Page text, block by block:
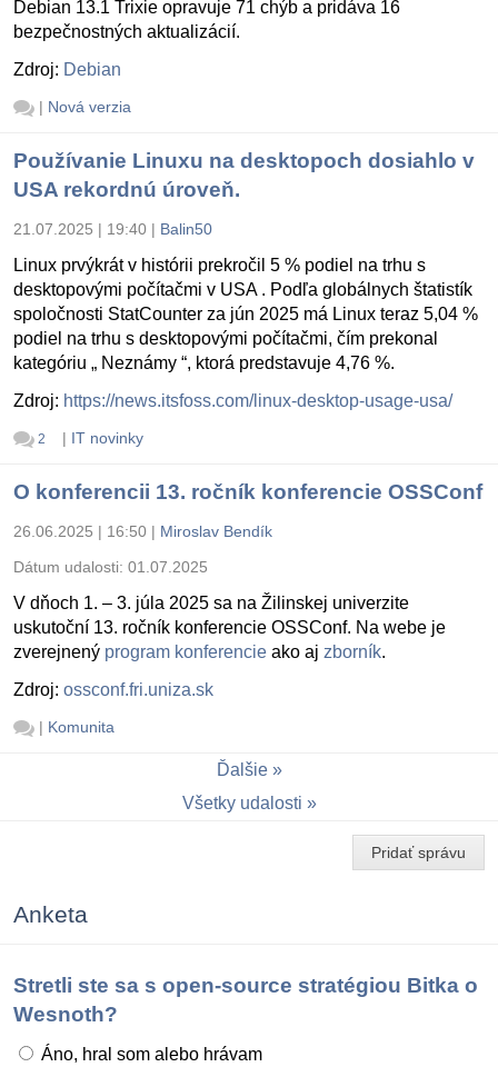
Debian 13.1 Trixie opravuje 71 chýb a pridáva 16
bezpečnostných aktualizácií.
Zdroj: Debian
| Nová verzia
Používanie Linuxu na desktopoch dosiahlo v
USA rekordnú úroveň.
21.07.2025 | 19:40 | Balin50
Linux prvýkrát v histórii prekročil 5 % podiel na trhu s
desktopovými počítačmi v USA . Podľa globálnych štatistík
spoločnosti StatCounter za jún 2025 má Linux teraz 5,04 %
podiel na trhu s desktopovými počítačmi, čím prekonal
kategóriu „ Neznámy “, ktorá predstavuje 4,76 %.
Zdroj: https://news.itsfoss.com/linux-desktop-usage-usa/
2 | IT novinky
O konferencii 13. ročník konferencie OSSConf
26.06.2025 | 16:50 | Miroslav Bendík
Dátum udalosti: 01.07.2025
V dňoch 1. – 3. júla 2025 sa na Žilinskej univerzite
uskutoční 13. ročník konferencie OSSConf. Na webe je
zverejnený program konferencie ako aj zborník.
Zdroj: ossconf.fri.uniza.sk
| Komunita
Ďalšie
Všetky udalosti
Pridať správu
Anketa
Stretli ste sa s open-source stratégiou Bitka o
Wesnoth?
Áno, hral som alebo hrávam